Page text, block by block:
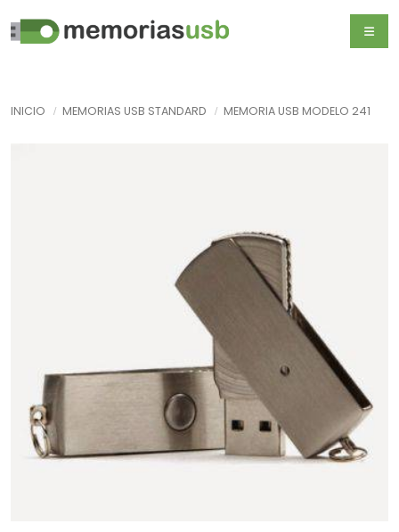
INICIO MEMORIAS USB STANDARD MEMORIA USB MODELO 241